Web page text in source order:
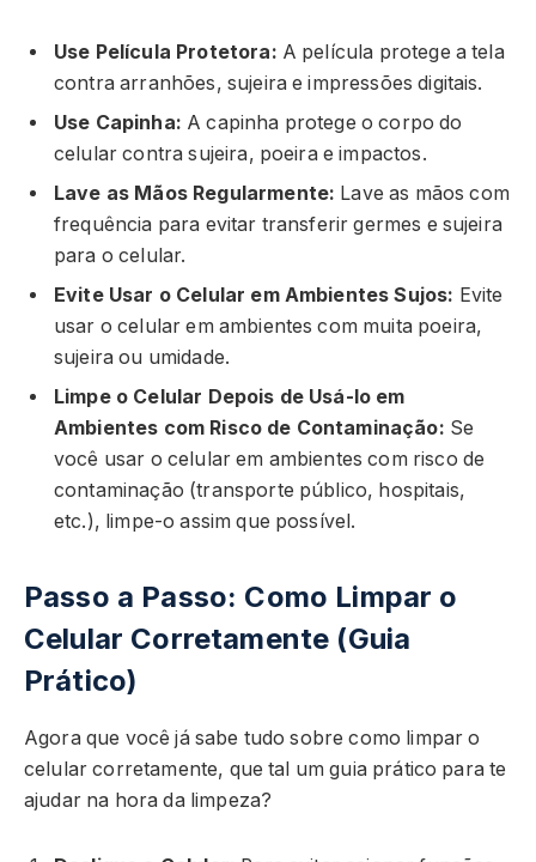
Use Película Protetora: A película protege a tela
contra arranhões, sujeira e impressões digitais.
Use Capinha: A capinha protege o corpo do
celular contra sujeira, poeira e impactos.
Lave as Mãos Regularmente: Lave as mãos com
frequência para evitar transferir germes e sujeira
para o celular.
Evite Usar o Celular em Ambientes Sujos: Evite
usar o celular em ambientes com muita poeira,
sujeira ou umidade.
Limpe o Celular Depois de Usá-lo em
Ambientes com Risco de Contaminação: Se
você usar o celular em ambientes com risco de
contaminação (transporte público, hospitais,
etc.), limpe-o assim que possível.
Passo a Passo: Como Limpar o
Celular Corretamente (Guia
Prático)
Agora que você já sabe tudo sobre como limpar o
celular corretamente, que tal um guia prático para te
ajudar na hora da limpeza?